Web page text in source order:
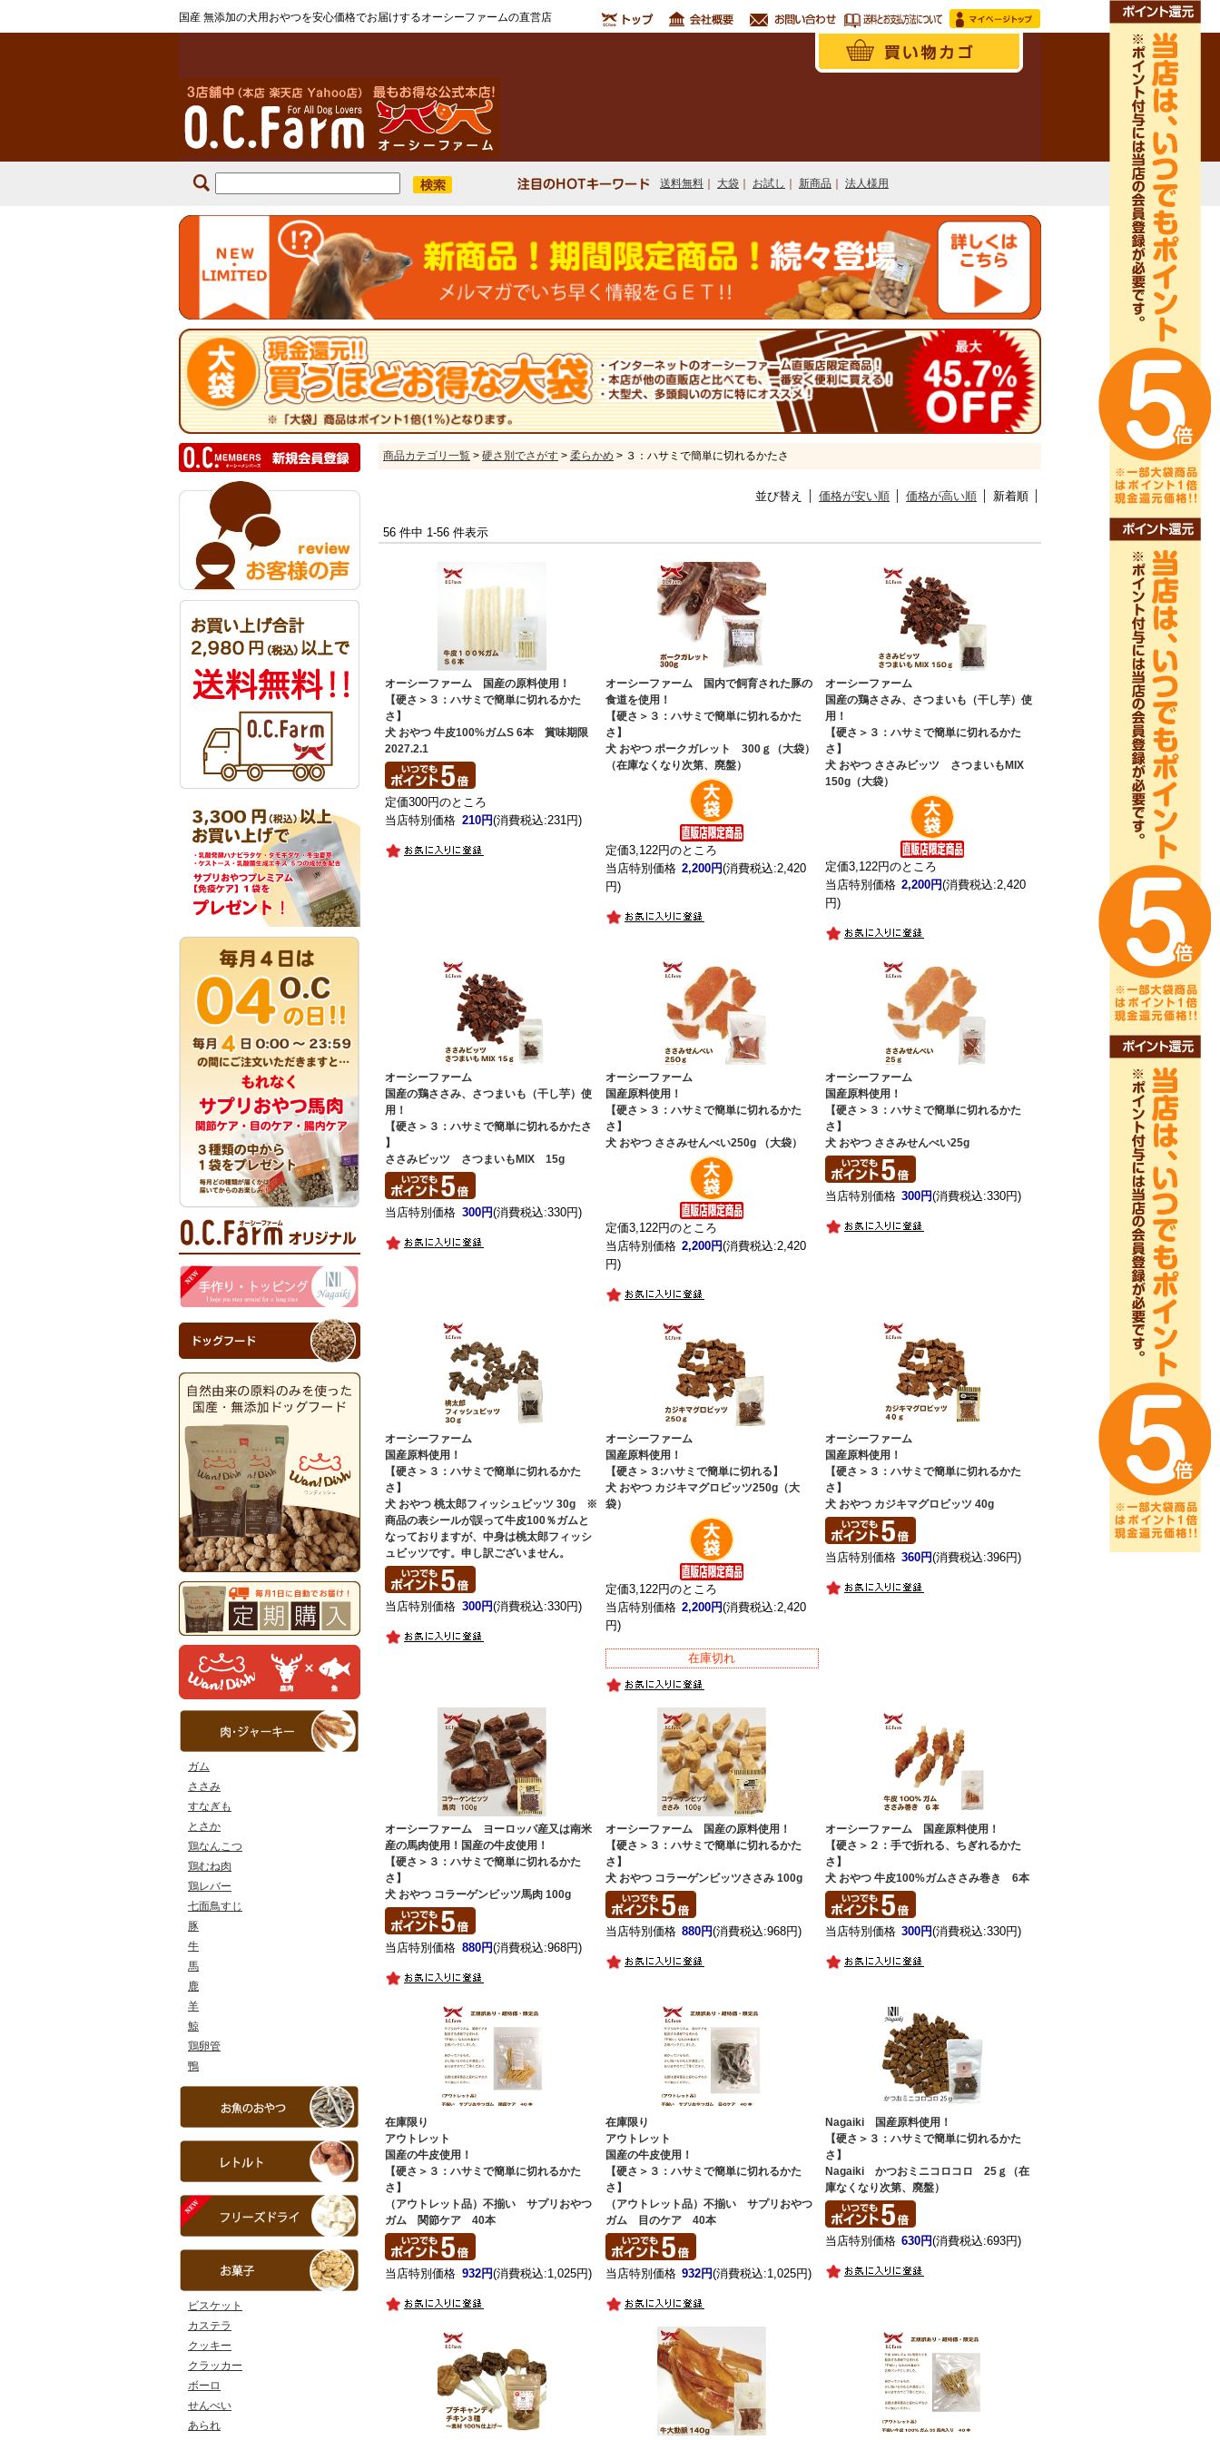
国産 無添加の犬用おやつを安心価格でお届けするオーシーファームの直営店
送料無料 大袋 お試し 新商品 法人様用
ガム
ささみ
すなぎも
とさか
鶏なんこつ
鶏むね肉
鶏レバー
七面鳥すじ
豚
牛
馬
鹿
羊
鯨
鶏卵管
鴨
ビスケット
カステラ
クッキー
クラッカー
ボーロ
せんべい
あられ
商品カテゴリ一覧 > 硬さ別でさがす > 柔らかめ > ３：ハサミで簡単に切れるかたさ
並び替え 価格が安い順 価格が高い順 新着順
56 件中 1-56 件表示
オーシーファーム 国産の原料使用！
【硬さ＞３：ハサミで簡単に切れるかた
さ】
犬 おやつ 牛皮100%ガムS 6本 賞味期限
2027.2.1
定価300円のところ
当店特別価格 210円(消費税込:231円)
オーシーファーム 国内で飼育された豚の
食道を使用！
【硬さ＞３：ハサミで簡単に切れるかた
さ】
犬 おやつ ポークガレット 300ｇ（大袋）
（在庫なくなり次第、廃盤）
定価3,122円のところ
当店特別価格 2,200円(消費税込:2,420
円)
オーシーファーム
国産の鶏ささみ、さつまいも（干し芋）使
用！
【硬さ＞３：ハサミで簡単に切れるかた
さ】
犬 おやつ ささみビッツ さつまいもMIX
150g（大袋）
定価3,122円のところ
当店特別価格 2,200円(消費税込:2,420
円)
オーシーファーム
国産の鶏ささみ、さつまいも（干し芋）使
用！
【硬さ＞３：ハサミで簡単に切れるかたさ
】
ささみビッツ さつまいもMIX 15g
当店特別価格 300円(消費税込:330円)
オーシーファーム
国産原料使用！
【硬さ＞３：ハサミで簡単に切れるかた
さ】
犬 おやつ ささみせんべい250g （大袋）
定価3,122円のところ
当店特別価格 2,200円(消費税込:2,420
円)
オーシーファーム
国産原料使用！
【硬さ＞３：ハサミで簡単に切れるかた
さ】
犬 おやつ ささみせんべい25g
当店特別価格 300円(消費税込:330円)
オーシーファーム
国産原料使用！
【硬さ＞３：ハサミで簡単に切れるかた
さ】
犬 おやつ 桃太郎フィッシュビッツ 30g ※
商品の表シールが誤って牛皮100％ガムと
なっておりますが、中身は桃太郎フィッシ
ュビッツです。申し訳ございません。
当店特別価格 300円(消費税込:330円)
オーシーファーム
国産原料使用！
【硬さ＞３:ハサミで簡単に切れる】
犬 おやつ カジキマグロビッツ250g（大
袋）
定価3,122円のところ
当店特別価格 2,200円(消費税込:2,420
円)
在庫切れ
オーシーファーム
国産原料使用！
【硬さ＞３：ハサミで簡単に切れるかた
さ】
犬 おやつ カジキマグロビッツ 40g
当店特別価格 360円(消費税込:396円)
オーシーファーム ヨーロッパ産又は南米
産の馬肉使用！国産の牛皮使用！
【硬さ＞３：ハサミで簡単に切れるかた
さ】
犬 おやつ コラーゲンビッツ馬肉 100g
当店特別価格 880円(消費税込:968円)
オーシーファーム 国産の原料使用！
【硬さ＞３：ハサミで簡単に切れるかた
さ】
犬 おやつ コラーゲンビッツささみ 100g
当店特別価格 880円(消費税込:968円)
オーシーファーム 国産原料使用！
【硬さ＞２：手で折れる、ちぎれるかた
さ】
犬 おやつ 牛皮100%ガムささみ巻き 6本
当店特別価格 300円(消費税込:330円)
在庫限り
アウトレット
国産の牛皮使用！
【硬さ＞３：ハサミで簡単に切れるかた
さ】
（アウトレット品）不揃い サプリおやつ
ガム 関節ケア 40本
当店特別価格 932円(消費税込:1,025円)
在庫限り
アウトレット
国産の牛皮使用！
【硬さ＞３：ハサミで簡単に切れるかた
さ】
（アウトレット品）不揃い サプリおやつ
ガム 目のケア 40本
当店特別価格 932円(消費税込:1,025円)
Nagaiki 国産原料使用！
【硬さ＞３：ハサミで簡単に切れるかた
さ】
Nagaiki かつおミニコロコロ 25ｇ（在
庫なくなり次第、廃盤）
当店特別価格 630円(消費税込:693円)